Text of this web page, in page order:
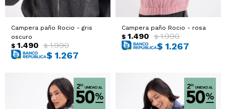
Campera paño Rocio - gris
oscuro
$ 1.490 $ 1.990
$ 1.267
Campera paño Rocio - rosa
$ 1.490 $ 1.990
$ 1.267